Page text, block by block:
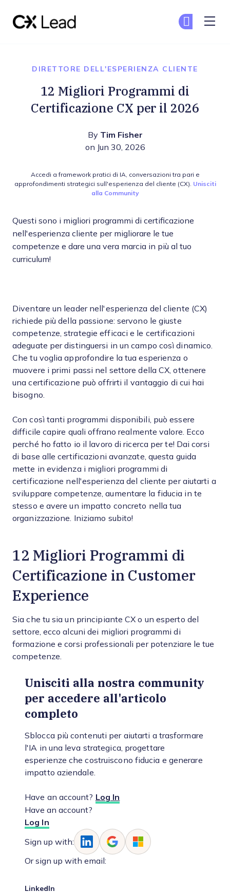
DIRETTORE DELL'ESPERIENZA CLIENTE
12 Migliori Programmi di
Certificazione CX per il 2026
By Tim Fisher
on Jun 30, 2026
Accedi a framework pratici di IA, conversazioni tra pari e
approfondimenti strategici sull'esperienza del cliente (CX). Unisciti
alla Community
Questi sono i migliori programmi di certificazione
nell'esperienza cliente per migliorare le tue
competenze e dare una vera marcia in più al tuo
curriculum!
Diventare un leader nell'esperienza del cliente (CX)
richiede più della passione: servono le giuste
competenze, strategie efficaci e le certificazioni
adeguate per distinguersi in un campo così dinamico.
Che tu voglia approfondire la tua esperienza o
muovere i primi passi nel settore della CX, ottenere
una certificazione può offrirti il vantaggio di cui hai
bisogno.
Con così tanti programmi disponibili, può essere
difficile capire quali offrano realmente valore. Ecco
perché ho fatto io il lavoro di ricerca per te! Dai corsi
di base alle certificazioni avanzate, questa guida
mette in evidenza i migliori programmi di
certificazione nell'esperienza del cliente per aiutarti a
sviluppare competenze, aumentare la fiducia in te
stesso e avere un impatto concreto nella tua
organizzazione. Iniziamo subito!
12 Migliori Programmi di
Certificazione in Customer
Experience
Sia che tu sia un principiante CX o un esperto del
settore, ecco alcuni dei migliori programmi di
formazione e corsi professionali per potenziare le tue
competenze.
Unisciti alla nostra community
per accedere all'articolo
completo
Sblocca più contenuti per aiutarti a trasformare
l'IA in una leva strategica, progettare
esperienze che costruiscono fiducia e generare
impatto aziendale.
Have an account? Log In
Have an account?
Log In
Sign up with:
Or sign up with email:
LinkedIn